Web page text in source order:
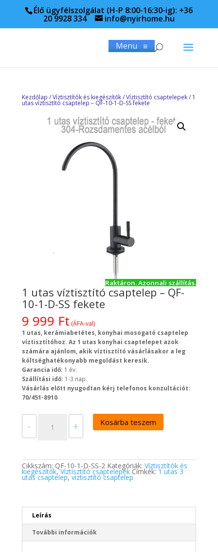
Élő ügyfélszolgálat (H-P 8:00-16:30-ig): +36
20 9928 334 info@nyirhome.hu
Menu≡
Kezdőlap /Víztisztítók és kiegészítők/Víztisztító csaptelepek/ 1
utas víztisztító csaptelep – QF-10-1-D-SS fekete
Raktáron. Azonnali szállítás.
1 utas víztisztító csaptelep – QF-
10-1-D-SS fekete
9 999 Ft (ÁFA-val)
1 utas, kerámiabetétes, konyhai mosogató csaptelep
víztisztítóhoz. Az 1 utas konyhai csaptelepet azok
számára ajánlom, akik víztisztító vásárlásakor a leg
költséghatékonyabb megoldást keresik.
Garancia idő: 1 év.
Szállítási idő: 1-3 nap.
Vásárlás előtt nyugodtan kérj telefonos konzultációt:
70/451-8910
- víztisztító
D-
SS
fekete
mennyiség
+ Kosárba teszem
Cikkszám: QF-10-1-D-SS-2 Kategóriák: Víztisztítók és
kiegészítők,Víztisztító csaptelepek Címkék: 1 utas 3
utas csaptelep, víztisztító csaptelep
Leírás
További információk